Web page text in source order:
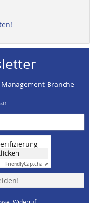
Branche
FriendlyCaptcha ⇗